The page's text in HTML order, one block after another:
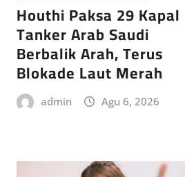
Houthi Paksa 29 Kapal
Tanker Arab Saudi
Berbalik Arah, Terus
Blokade Laut Merah
admin Agu 6, 2026